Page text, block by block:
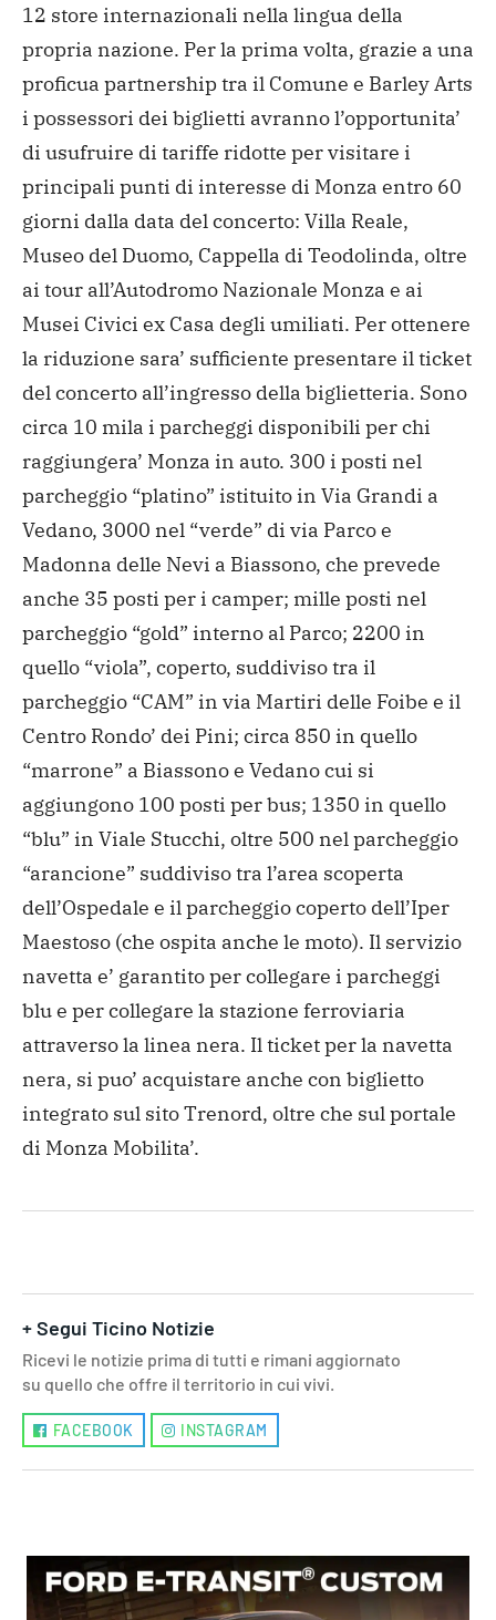
12 store internazionali nella lingua della
propria nazione. Per la prima volta, grazie a una
proficua partnership tra il Comune e Barley Arts
i possessori dei biglietti avranno l’opportunita’
di usufruire di tariffe ridotte per visitare i
principali punti di interesse di Monza entro 60
giorni dalla data del concerto: Villa Reale,
Museo del Duomo, Cappella di Teodolinda, oltre
ai tour all’Autodromo Nazionale Monza e ai
Musei Civici ex Casa degli umiliati. Per ottenere
la riduzione sara’ sufficiente presentare il ticket
del concerto all’ingresso della biglietteria. Sono
circa 10 mila i parcheggi disponibili per chi
raggiungera’ Monza in auto. 300 i posti nel
parcheggio “platino” istituito in Via Grandi a
Vedano, 3000 nel “verde” di via Parco e
Madonna delle Nevi a Biassono, che prevede
anche 35 posti per i camper; mille posti nel
parcheggio “gold” interno al Parco; 2200 in
quello “viola”, coperto, suddiviso tra il
parcheggio “CAM” in via Martiri delle Foibe e il
Centro Rondo’ dei Pini; circa 850 in quello
“marrone” a Biassono e Vedano cui si
aggiungono 100 posti per bus; 1350 in quello
“blu” in Viale Stucchi, oltre 500 nel parcheggio
“arancione” suddiviso tra l’area scoperta
dell’Ospedale e il parcheggio coperto dell’Iper
Maestoso (che ospita anche le moto). Il servizio
navetta e’ garantito per collegare i parcheggi
blu e per collegare la stazione ferroviaria
attraverso la linea nera. Il ticket per la navetta
nera, si puo’ acquistare anche con biglietto
integrato sul sito Trenord, oltre che sul portale
di Monza Mobilita’.
+ Segui Ticino Notizie
Ricevi le notizie prima di tutti e rimani aggiornato
su quello che offre il territorio in cui vivi.
FACEBOOK INSTAGRAM